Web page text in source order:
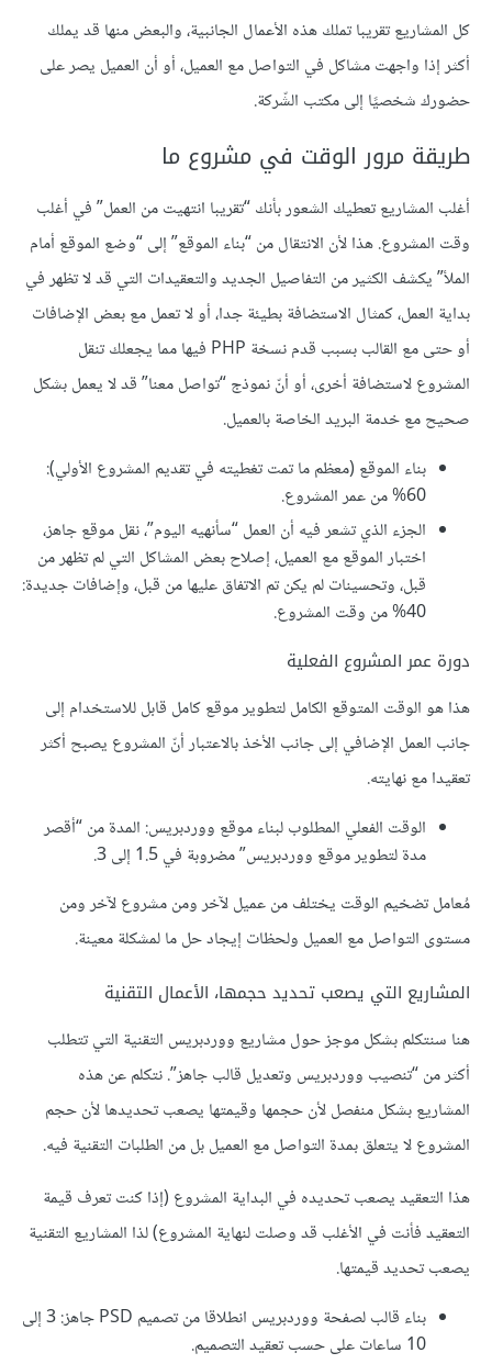
كل المشاريع تقريبا تملك هذه الأعمال الجانبية، والبعض منها قد يملك
أكثر إذا واجهت مشاكل في التواصل مع العميل، أو أن العميل يصر على
حضورك شخصيًا إلى مكتب الشّركة.
طريقة مرور الوقت في مشروع ما
أغلب المشاريع تعطيك الشعور بأنك “تقريبا انتهيت من العمل” في أغلب
وقت المشروع. هذا لأن الانتقال من “بناء الموقع” إلى “وضع الموقع أمام
الملأ” يكشف الكثير من التفاصيل الجديد والتعقيدات التي قد لا تظهر في
بداية العمل، كمثال الاستضافة بطيئة جدا، أو لا تعمل مع بعض الإضافات
أو حتى مع القالب بسبب قدم نسخة PHP فيها مما يجعلك تنقل
المشروع لاستضافة أخرى، أو أنّ نموذج “تواصل معنا” قد لا يعمل بشكل
صحيح مع خدمة البريد الخاصة بالعميل.
بناء الموقع (معظم ما تمت تغطيته في تقديم المشروع الأولي):
60% من عمر المشروع.
الجزء الذي تشعر فيه أن العمل “سأنهيه اليوم”، نقل موقع جاهز،
اختبار الموقع مع العميل، إصلاح بعض المشاكل التي لم تظهر من
قبل، وتحسينات لم يكن تم الاتفاق عليها من قبل، وإضافات جديدة:
40% من وقت المشروع.
دورة عمر المشروع الفعلية
هذا هو الوقت المتوقع الكامل لتطوير موقع كامل قابل للاستخدام إلى
جانب العمل الإضافي إلى جانب الأخذ بالاعتبار أنّ المشروع يصبح أكثر
تعقيدا مع نهايته.
الوقت الفعلي المطلوب لبناء موقع ووردبريس: المدة من “أقصر
مدة لتطوير موقع ووردبريس” مضروبة في 1.5 إلى 3.
مُعامل تضخيم الوقت يختلف من عميل لآخر ومن مشروع لآخر ومن
مستوى التواصل مع العميل ولحظات إيجاد حل ما لمشكلة معينة.
المشاريع التي يصعب تحديد حجمها، الأعمال التقنية
هنا سنتكلم بشكل موجز حول مشاريع ووردبريس التقنية التي تتطلب
أكثر من “تنصيب ووردبريس وتعديل قالب جاهز”. نتكلم عن هذه
المشاريع بشكل منفصل لأن حجمها وقيمتها يصعب تحديدها لأن حجم
المشروع لا يتعلق بمدة التواصل مع العميل بل من الطلبات التقنية فيه.
هذا التعقيد يصعب تحديده في البداية المشروع (إذا كنت تعرف قيمة
التعقيد فأنت في الأغلب قد وصلت لنهاية المشروع) لذا المشاريع التقنية
يصعب تحديد قيمتها.
بناء قالب لصفحة ووردبريس انطلاقا من تصميم PSD جاهز: 3 إلى
10 ساعات على حسب تعقيد التصميم.